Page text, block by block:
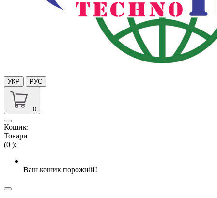
УКР РУС
0
Кошик:
Товари
(0 ):
Ваш кошик порожній!